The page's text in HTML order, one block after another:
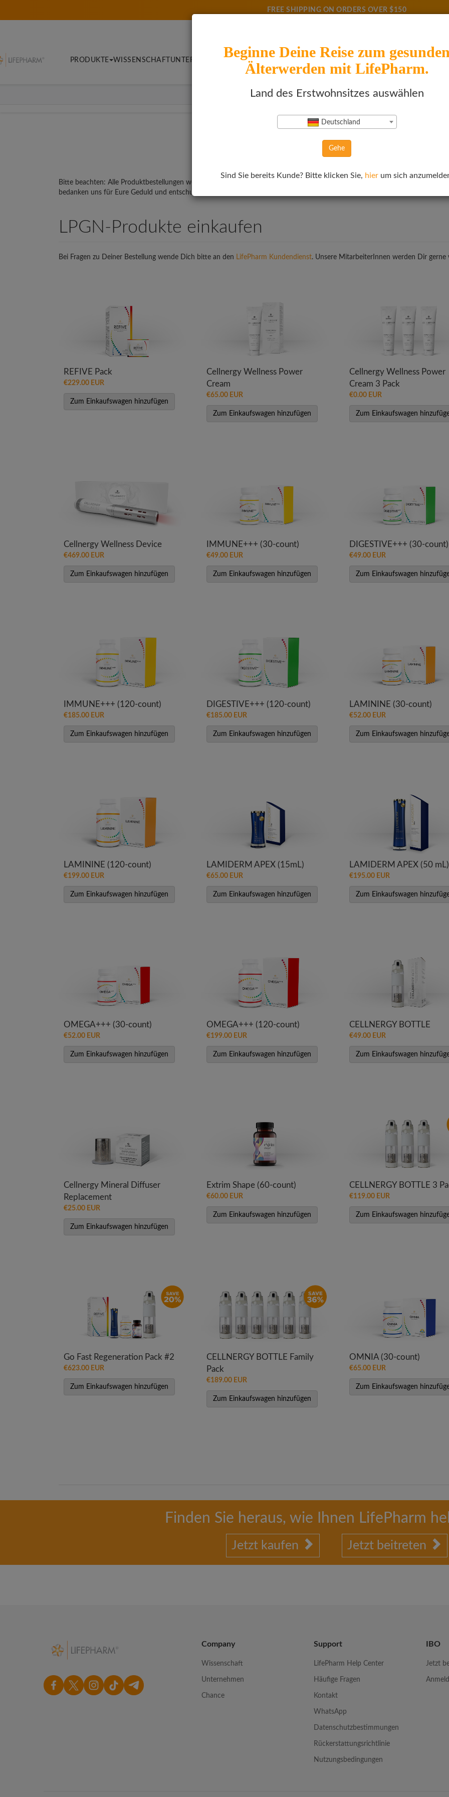
FREE SHIPPING ON ORDERS OVER $150
PRODUKTE WISSENSCHAFT UNTERNEHMEN CHANCE
LifePharm Selbstständiger Vertriebspartner,SVP |ID#: 16173799
Bitte beachten: Alle Produktbestellungen werden von LifePharm unverzüglich ausgeführt. Aufgrund der Covid-19 Situation,
bedanken uns für Eure Geduld und entschuldigen uns für etwaige Unannehmlichkeiten.
LPGN-Produkte einkaufen
Bei Fragen zu Deiner Bestellung wende Dich bitte an den LifePharm Kundendienst. Unsere MitarbeiterInnen werden Dir gerne
REFIVE Pack
€229.00 EUR
Zum Einkaufswagen hinzufügen
Cellnergy Wellness Power
Cream
€65.00 EUR
Zum Einkaufswagen hinzufügen
Cellnergy Wellness Power
Cream 3 Pack
€0.00 EUR
Zum Einkaufswagen
Cellnergy Wellness Device
€469.00 EUR
Zum Einkaufswagen hinzufügen
IMMUNE+++ (30-count)
€49.00 EUR
Zum Einkaufswagen hinzufügen
DIGESTIVE+++ (30-count)
€49.00 EUR
Zum Einkaufswagen
IMMUNE+++ (120-count)
€185.00 EUR
Zum Einkaufswagen hinzufügen
DIGESTIVE+++ (120-count)
€185.00 EUR
Zum Einkaufswagen hinzufügen
LAMININE (30-count)
€52.00 EUR
Zum Einkaufswagen
LAMININE (120-count)
€199.00 EUR
Zum Einkaufswagen hinzufügen
LAMIDERM APEX (15mL)
€65.00 EUR
Zum Einkaufswagen hinzufügen
LAMIDERM APEX (50 mL)
€195.00 EUR
Zum Einkaufswagen
OMEGA+++ (30-count)
€52.00 EUR
Zum Einkaufswagen hinzufügen
OMEGA+++ (120-count)
€199.00 EUR
Zum Einkaufswagen hinzufügen
CELLNERGY BOTTLE
€49.00 EUR
Zum Einkaufswagen
Cellnergy Mineral Diffuser
Replacement
€25.00 EUR
Zum Einkaufswagen hinzufügen
Extrim Shape (60-count)
€60.00 EUR
Zum Einkaufswagen hinzufügen
CELLNERGY BOTTLE 3
€119.00 EUR
Zum Einkaufswagen
Go Fast Regeneration Pack #2
€623.00 EUR
Zum Einkaufswagen hinzufügen
CELLNERGY BOTTLE Family
Pack
€189.00 EUR
Zum Einkaufswagen hinzufügen
OMNIA (30-count)
€65.00 EUR
Zum Einkaufswagen
Finden Sie heraus, wie Ihnen LifePharm
Jetzt kaufen Jetzt beitreten
Company
Wissenschaft
Unternehmen
Chance
Support
LifePharm Help Center
Häufige Fragen
Kontakt
WhatsApp
Datenschutzbestimmungen
Rückerstattungsrichtlinie
Nutzungsbedingungen
IBO
Jetzt
Beginne Deine Reise zum
Älterwerden mit LifePharm.
Land des Erstwohnsitzes auswählen
Deutschland
Gehe
Sind Sie bereits Kunde? Bitte klicken Sie, hier um sich